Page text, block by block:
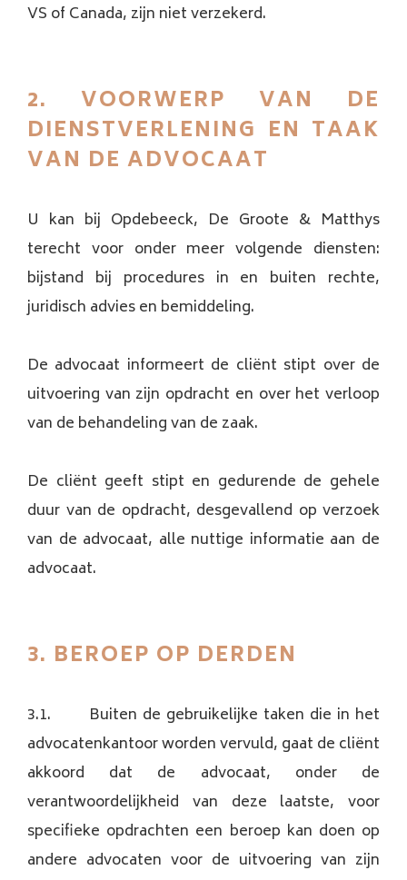
VS of Canada, zijn niet verzekerd.
2. VOORWERP VAN DE
DIENSTVERLENING EN TAAK
VAN DE ADVOCAAT
U kan bij Opdebeeck, De Groote & Matthys
terecht voor onder meer volgende diensten:
bijstand bij procedures in en buiten rechte,
juridisch advies en bemiddeling.
De advocaat informeert de cliënt stipt over de
uitvoering van zijn opdracht en over het verloop
van de behandeling van de zaak.
De cliënt geeft stipt en gedurende de gehele
duur van de opdracht, desgevallend op verzoek
van de advocaat, alle nuttige informatie aan de
advocaat.
3. BEROEP OP DERDEN
3.1. Buiten de gebruikelijke taken die in het
advocatenkantoor worden vervuld, gaat de cliënt
akkoord dat de advocaat, onder de
verantwoordelijkheid van deze laatste, voor
specifieke opdrachten een beroep kan doen op
andere advocaten voor de uitvoering van zijn